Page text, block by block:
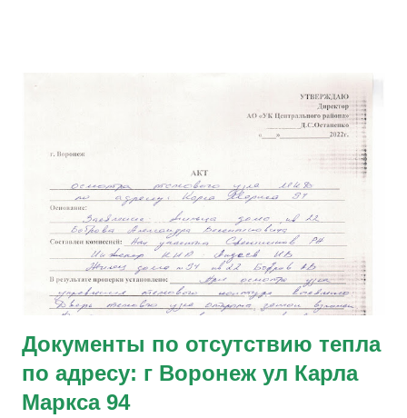
информационное обеспечение органов государственной
власти, органов местного самоуправления,
предпринимателей, юридических и физических лиц ". Чем
отличается от других проектов этого направления?
Благополучные объявления могут давать три группы
участников проекта: Обычный пользователь - любой
человек или представитель организации, которые могут
стать членами некоммерческой ор...
Документы по отсутствию тепла
по адресу: г Воронеж ул Карла
Маркса 94